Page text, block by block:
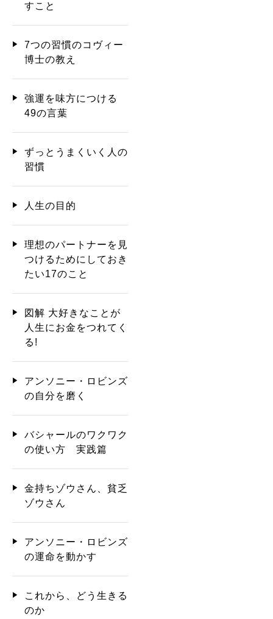
すこと
7つの習慣のコヴィー
博士の教え
強運を味方につける
49の言葉
ずっとうまくいく人の
習慣
人生の目的
理想のパートナーを見
つけるためにしておき
たい17のこと
図解 大好きなことが
人生にお金をつれてく
る!
アンソニー・ロビンズ
の自分を磨く
バシャールのワクワク
の使い方 実践篇
金持ちゾウさん、貧乏
ゾウさん
アンソニー・ロビンズ
の運命を動かす
これから、どう生きる
のか